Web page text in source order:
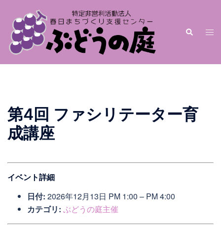
第4回 ファシリテーター育
成講座
イベント詳細
日付: 2026年12月13日 PM 1:00 – PM 4:00
カテゴリ: ぶどうの庭主催